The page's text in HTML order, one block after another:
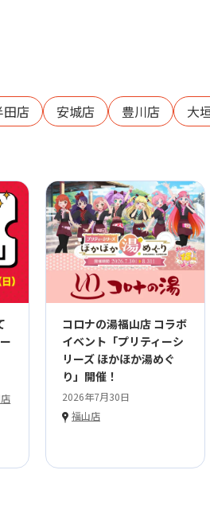
田店 安城店 豊川店 大
コロナの湯福山店 コラボ
イベント「プリティーシ
リーズ ほかほか湯めぐ
り」開催！
2026年7月30日
福山店